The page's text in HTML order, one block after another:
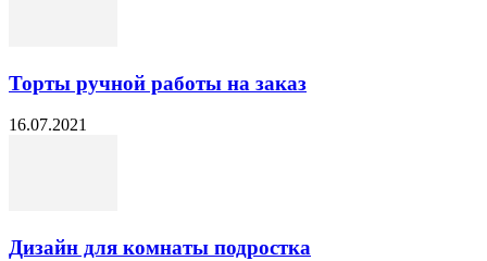
Торты ручной работы на заказ
16.07.2021
Дизайн для комнаты подростка